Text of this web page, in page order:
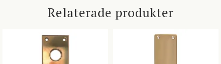
Relaterade produkter